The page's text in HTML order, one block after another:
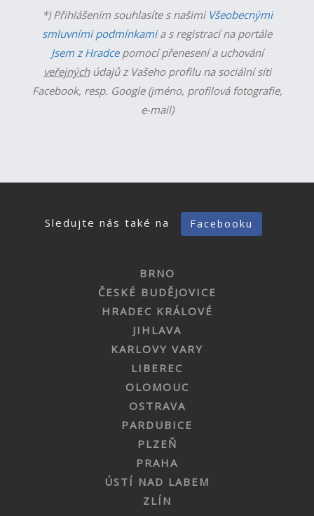
*) Přihlášením souhlasíte s našimi Všeobecnými
smluvními podmínkamia s registrací na portále
Jsem z Hradcepomocí přenesení a uchování
veřejnýchúdajů z Vašeho profilu na sociální síti
Facebook, resp. Google (jméno, profilová fotografie,
e-mail)
Sledujte nás také na Facebooku
BRNO
ČESKÉ BUDĚJOVICE
HRADEC KRÁLOVÉ
JIHLAVA
KARLOVY VARY
LIBEREC
OLOMOUC
OSTRAVA
PARDUBICE
PLZEŇ
PRAHA
ÚSTÍ NAD LABEM
ZLÍN